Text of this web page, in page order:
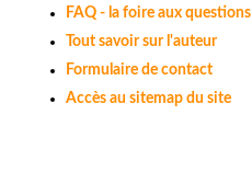
FAQ - la foire aux questions
Tout savoir sur l'auteur
Formulaire de contact
Accès au sitemap du site